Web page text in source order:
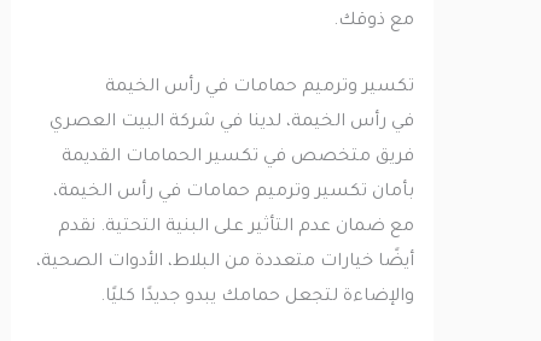
مع ذوقك.
تكسير وترميم حمامات في رأس الخيمة
في رأس الخيمة، لدينا في شركة البيت العصري
فريق متخصص في تكسير الحمامات القديمة
بأمان تكسير وترميم حمامات في رأس الخيمة،
مع ضمان عدم التأثير على البنية التحتية. نقدم
أيضًا خيارات متعددة من البلاط، الأدوات الصحية،
والإضاءة لتجعل حمامك يبدو جديدًا كليًا.